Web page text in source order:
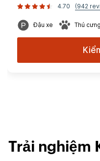
4.70
(942
Đậu xe Thú
Trải nghiệm